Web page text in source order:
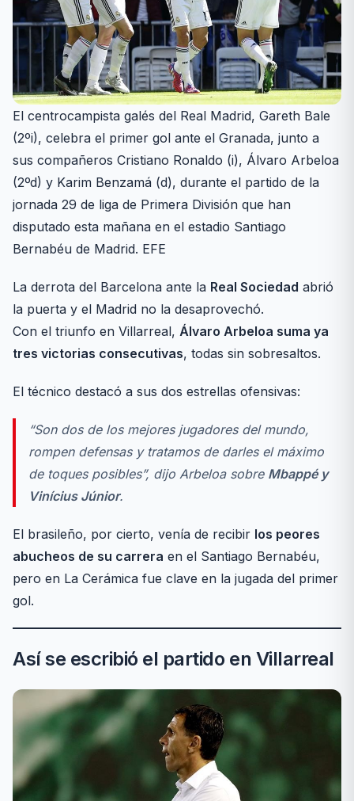
El centrocampista galés del Real Madrid, Gareth Bale
(2ºi), celebra el primer gol ante el Granada, junto a
sus compañeros Cristiano Ronaldo (i), Álvaro Arbeloa
(2ºd) y Karim Benzamá (d), durante el partido de la
jornada 29 de liga de Primera División que han
disputado esta mañana en el estadio Santiago
Bernabéu de Madrid. EFE
La derrota del Barcelona ante la Real Sociedad abrió
la puerta y el Madrid no la desaprovechó.
Con el triunfo en Villarreal, Álvaro Arbeloa suma ya
tres victorias consecutivas, todas sin sobresaltos.
El técnico destacó a sus dos estrellas ofensivas:
“Son dos de los mejores jugadores del mundo,
rompen defensas y tratamos de darles el máximo
de toques posibles”, dijo Arbeloa sobre Mbappé y
Vinícius Júnior.
El brasileño, por cierto, venía de recibir los peores
abucheos de su carrera en el Santiago Bernabéu,
pero en La Cerámica fue clave en la jugada del primer
gol.
Así se escribió el partido en Villarreal